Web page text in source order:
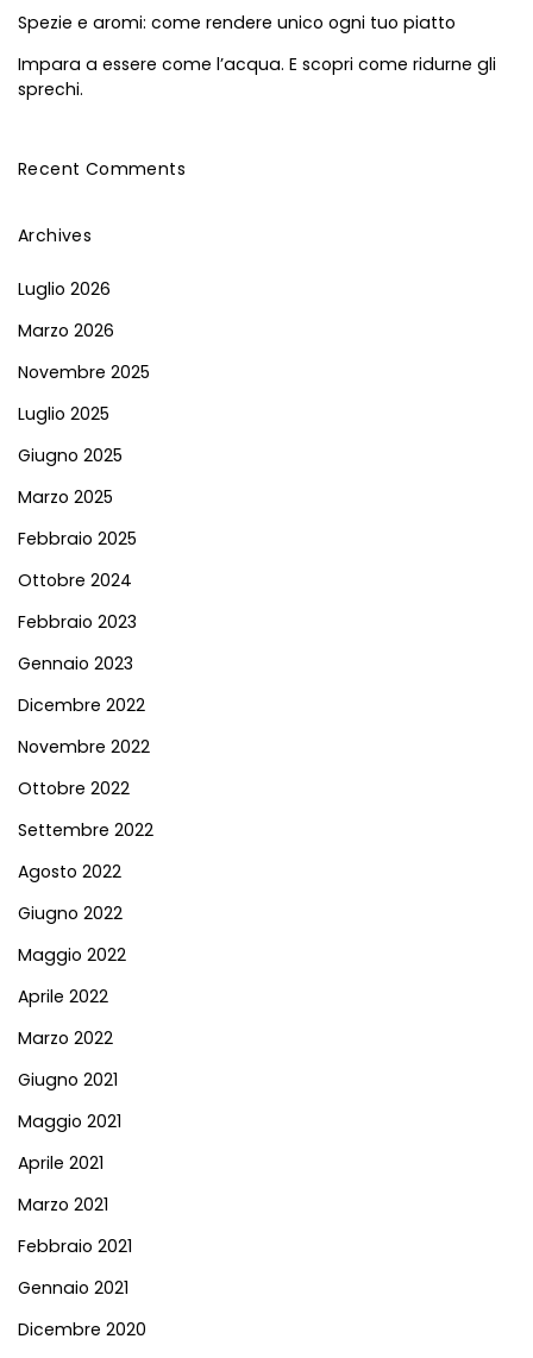
Spezie e aromi: come rendere unico ogni tuo piatto
Impara a essere come l’acqua. E scopri come ridurne gli
sprechi.
Recent Comments
Archives
Luglio 2026
Marzo 2026
Novembre 2025
Luglio 2025
Giugno 2025
Marzo 2025
Febbraio 2025
Ottobre 2024
Febbraio 2023
Gennaio 2023
Dicembre 2022
Novembre 2022
Ottobre 2022
Settembre 2022
Agosto 2022
Giugno 2022
Maggio 2022
Aprile 2022
Marzo 2022
Giugno 2021
Maggio 2021
Aprile 2021
Marzo 2021
Febbraio 2021
Gennaio 2021
Dicembre 2020